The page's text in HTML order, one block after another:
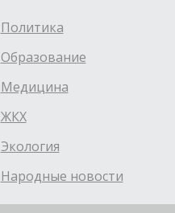
Политика
Образование
Медицина
ЖКХ
Экология
Народные новости